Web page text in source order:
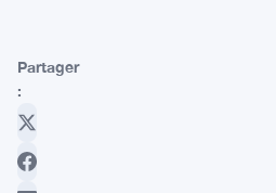
Partager
: